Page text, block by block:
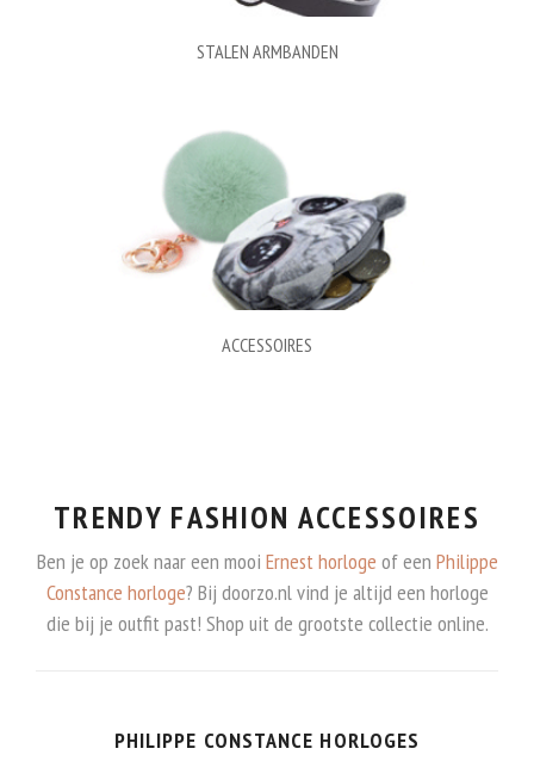
STALEN ARMBANDEN
ACCESSOIRES
TRENDY FASHION ACCESSOIRES
Ben je op zoek naar een mooi Ernest horloge of een Philippe
Constance horloge? Bij doorzo.nl vind je altijd een horloge
die bij je outfit past! Shop uit de grootste collectie online.
PHILIPPE CONSTANCE HORLOGES